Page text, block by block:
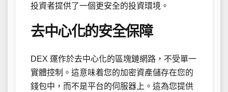
投資者提供了一個更安全的投資環境。
去中心化的安全保障
DEX 運作於去中心化的區塊鏈網路，不受單一
實體控制。這意味着您的加密資產儲存在您的
錢包中，而不是平台的伺服器上。這為您提供